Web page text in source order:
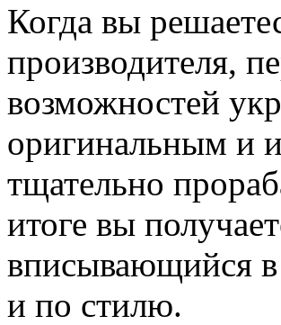
Когда вы
производителя,
возможностей
оригинальным и
тщательно
итоге вы
вписывающийся
и по стилю.